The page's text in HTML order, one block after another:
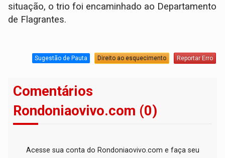
situação, o trio foi encaminhado ao Departamento
de Flagrantes.
Sugestão de Pauta Direito ao esquecimento Reportar Erro
Comentários
Rondoniaovivo.com (0)
Acesse sua conta do Rondoniaovivo.com e faça seu